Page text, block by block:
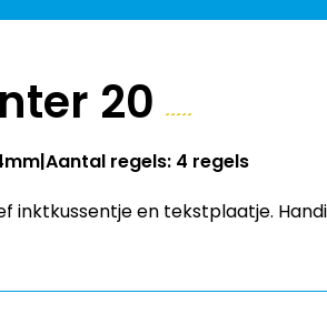
20
Aantal regels: 4 regels
inktkussentje en tekstplaatje.